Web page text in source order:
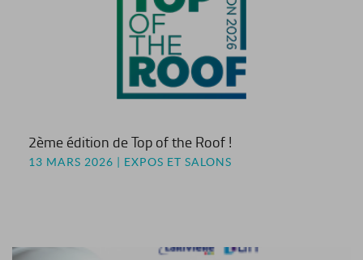
2ème édition de Top of the Roof !
13 MARS 2026 | EXPOS ET SALONS